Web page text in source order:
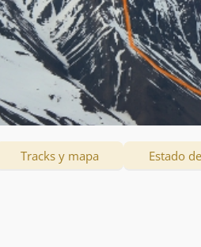
Tracks y mapa Estado